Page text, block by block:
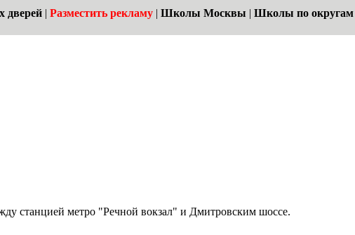
дверей | Разместить рекламу | Школы Москвы | Школы по округам
станцией метро "Речной вокзал" и Дмитровским шоссе.